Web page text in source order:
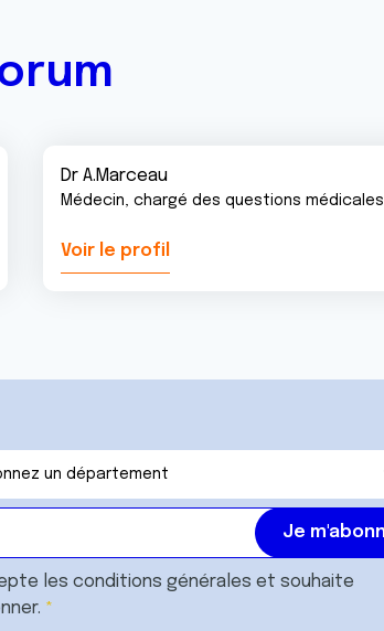
Dr A.Marceau
Médecin, chargé des questions médicales
Voir le profil
les conditions générales et souhaite